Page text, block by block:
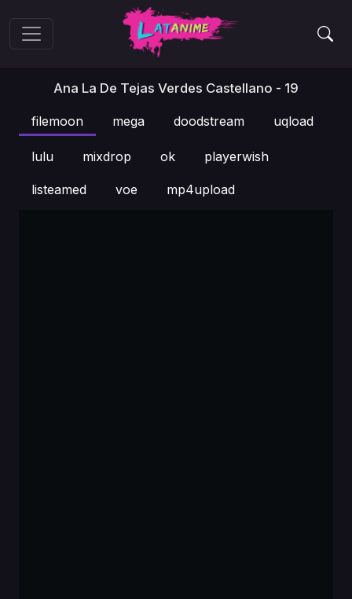
Ana La De Tejas Verdes Castellano - 19
filemoon mega doodstream uqload
lulu mixdrop ok playerwish
listeamed voe mp4upload